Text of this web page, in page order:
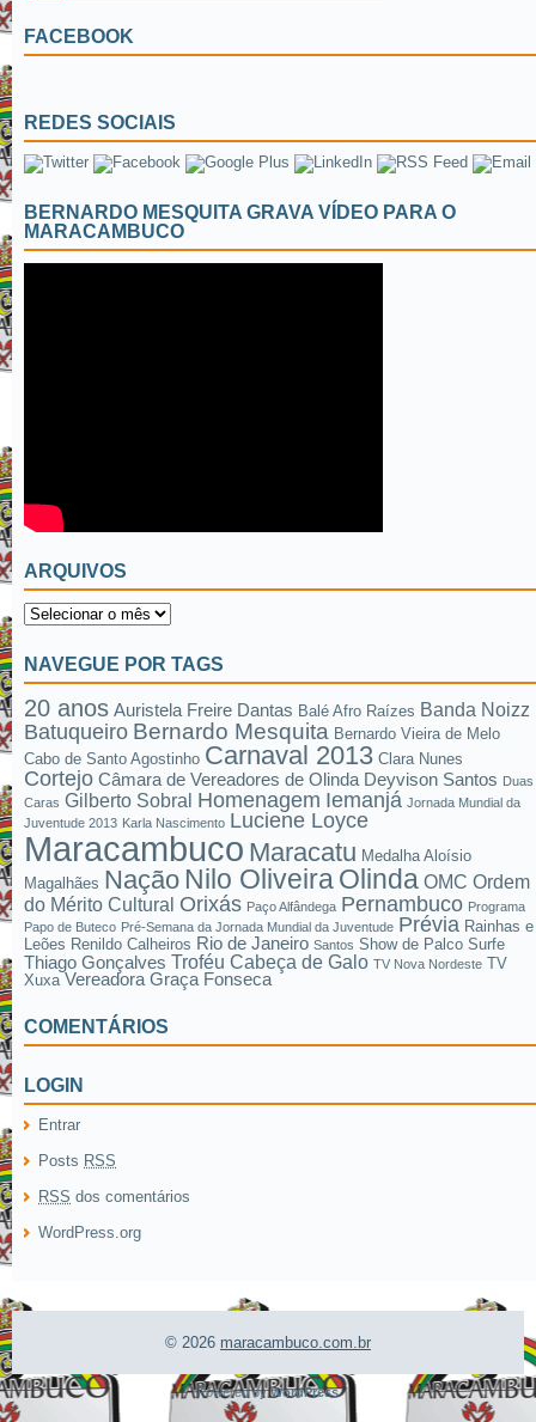
FACEBOOK
REDES SOCIAIS
BERNARDO MESQUITA GRAVA VÍDEO PARA O
MARACAMBUCO
ARQUIVOS
NAVEGUE POR TAGS
20 anos Auristela Freire Dantas Balé Afro Raízes Banda Noizz
Batuqueiro Bernardo Mesquita Bernardo Vieira de Melo
Cabo de Santo Agostinho Carnaval 2013 Clara Nunes
Cortejo Câmara de Vereadores de Olinda Deyvison Santos Duas
Caras Gilberto Sobral Homenagem Iemanjá Jornada Mundial da
Juventude 2013 Karla Nascimento Luciene Loyce
Maracambuco Maracatu Medalha Aloísio
Magalhães Nação Nilo OliveiraOlinda OMC Ordem
do Mérito Cultural Orixás Paço Alfândega Pernambuco Programa
Papo de Buteco Pré-Semana da Jornada Mundial da Juventude Prévia Rainhas e
Leões Renildo Calheiros Rio de Janeiro Santos Show de Palco Surfe
Thiago Gonçalves Troféu Cabeça de Galo TV Nova Nordeste TV
Xuxa Vereadora Graça Fonseca
COMENTÁRIOS
LOGIN
Entrar
Posts RSS
RSS dos comentários
WordPress.org
© 2026 maracambuco.com.br
Powered byWordPress